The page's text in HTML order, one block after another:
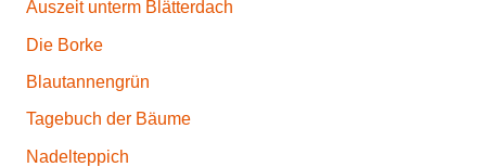
Auszeit unterm Blätterdach
Die Borke
Blautannengrün
Tagebuch der Bäume
Nadelteppich